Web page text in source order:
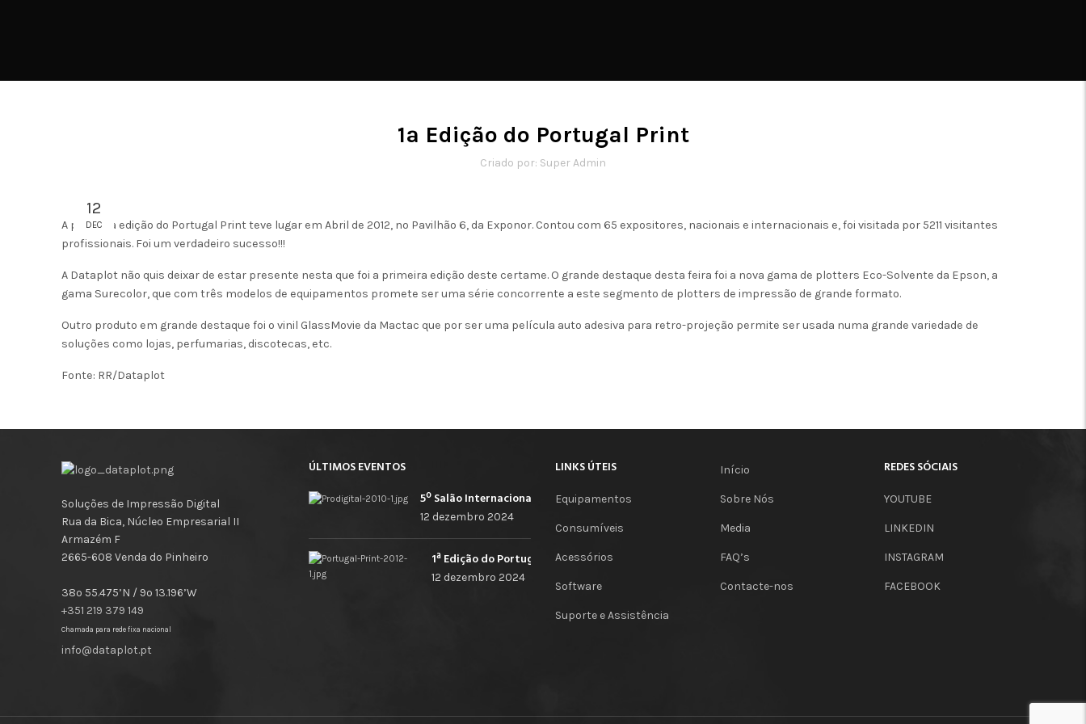
1ª Edição do Portugal Print
Criado por: Super Admin
12
DEC
A primeira edição do Portugal Print teve lugar em Abril de 2012, no Pavilhão 6, da Exponor. Contou com 65 expositores, nacionais e internacionais e, foi visitada por 5211 visitantes
profissionais. Foi um verdadeiro sucesso!!!
A Dataplot não quis deixar de estar presente nesta que foi a primeira edição deste certame. O grande destaque desta feira foi a nova gama de plotters Eco-Solvente da Epson, a
gama Surecolor, que com três modelos de equipamentos promete ser uma série concorrente a este segmento de plotters de impressão de grande formato.
Outro produto em grande destaque foi o vinil GlassMovie da Mactac que por ser uma película auto adesiva para retro-projeção permite ser usada numa grande variedade de
soluções como lojas, perfumarias, discotecas, etc.
Fonte: RR/Dataplot
Soluções de Impressão Digital
Rua da Bica, Núcleo Empresarial II
Armazém F
2665-608 Venda do Pinheiro
38º 55.475’N / 9º 13.196’W
+351 219 379 149
Chamada para rede fixa nacional
info@dataplot.pt
ÚLTIMOS EVENTOS
12 dezembro 2024
1ª Edição do Portugal Print
12 dezembro 2024
LINKS ÚTEIS
Equipamentos
Consumíveis
Acessórios
Software
Suporte e Assistência
Início
Sobre Nós
Media
FAQ’s
Contacte-nos
REDES SÓCIAIS
YOUTUBE
LINKEDIN
INSTAGRAM
FACEBOOK